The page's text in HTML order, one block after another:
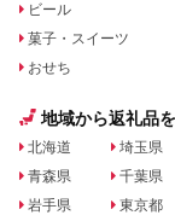
ビール
菓子・スイーツ
おせち
地域から返礼品
北海道
青森県
岩手県
埼玉県
千葉県
東京都